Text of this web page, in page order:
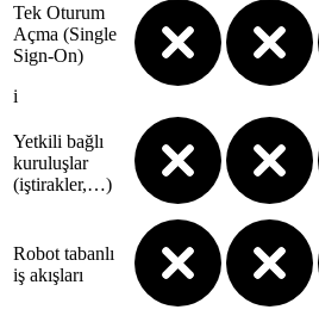
Tek Oturum
Açma (Single
Sign-On)
i
Yetkili bağlı
kuruluşlar
(iştirakler,…)
Robot tabanlı
iş akışları